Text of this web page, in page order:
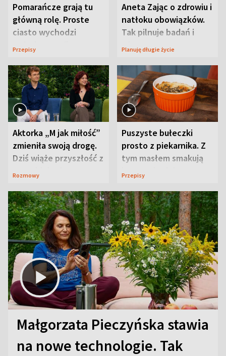
Pomarańcze grają tu
główną rolę. Proste
ciasto wychodzi
wyjątkowo wilgotne
Przepisy
Aneta Zając o zdrowiu i
natłoku obowiązków.
Tak pilnuje badań i
wizyt
Planuję długie życie
Aktorka „M jak miłość”
zmieniła swoją drogę.
Dziś wiąże przyszłość z
neurobiologią
Rozmowy
Puszyste bułeczki
prosto z piekarnika. Z
tym masłem smakują
jeszcze lepiej
Przepisy
Małgorzata Pieczyńska stawia
na nowe technologie. Tak